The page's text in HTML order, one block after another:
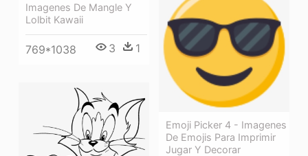
Imagenes De Mangle Y
Lolbit Kawaii
769*1038 3 1
Emoji Picker 4 - Imagenes
De Emojis Para Imprimir
Jugar Y Decorar